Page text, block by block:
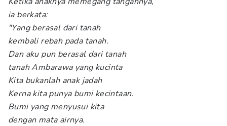
ia berkata:
"Yang berasal dari tanah
kembali rebah pada tanah.
Dan aku pun berasal dari tanah
tanah Ambarawa yang kucinta
Kita bukanlah anak jadah
Kerna kita punya bumi kecintaan.
Bumi yang menyusui kita
dengan mata airnya.